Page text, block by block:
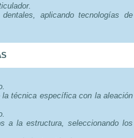
aplicando tecnologías de
técnica específica con la aleación
a la estructura, seleccionando los